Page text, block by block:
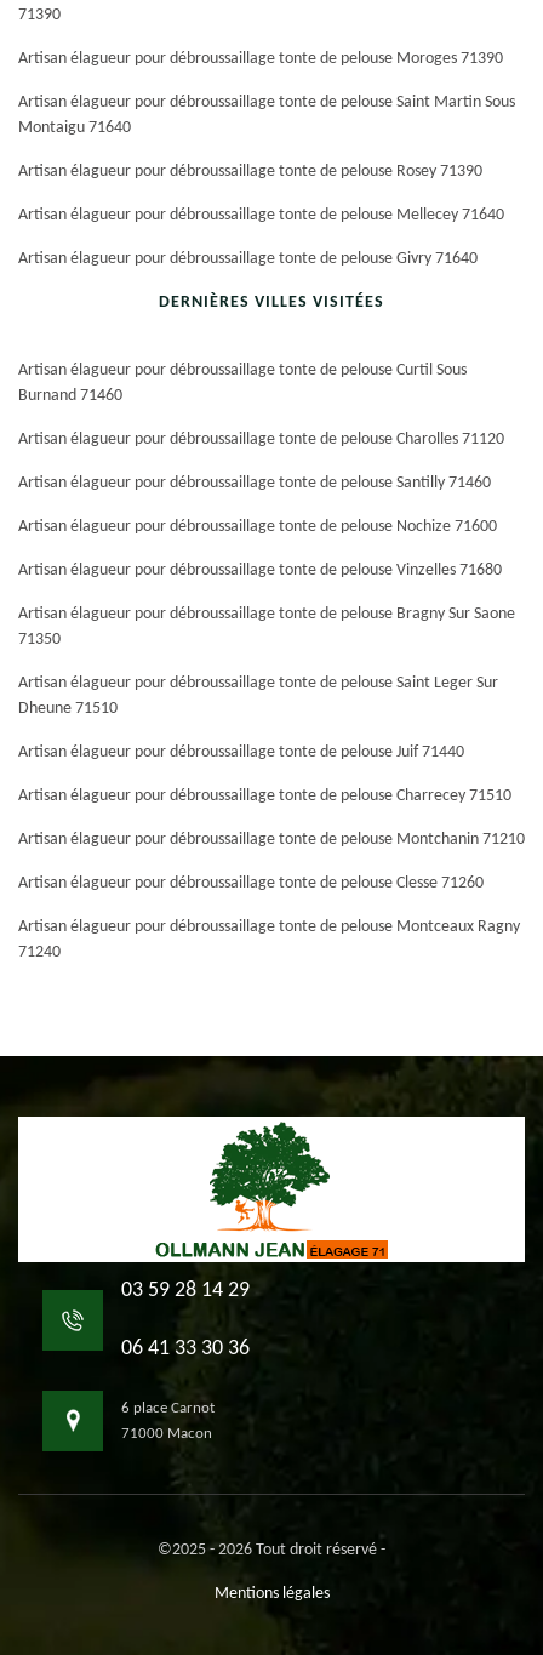
71390
Artisan élagueur pour débroussaillage tonte de pelouse Moroges 71390
Artisan élagueur pour débroussaillage tonte de pelouse Saint Martin Sous
Montaigu 71640
Artisan élagueur pour débroussaillage tonte de pelouse Rosey 71390
Artisan élagueur pour débroussaillage tonte de pelouse Mellecey 71640
Artisan élagueur pour débroussaillage tonte de pelouse Givry 71640
DERNIÈRES VILLES VISITÉES
Artisan élagueur pour débroussaillage tonte de pelouse Curtil Sous
Burnand 71460
Artisan élagueur pour débroussaillage tonte de pelouse Charolles 71120
Artisan élagueur pour débroussaillage tonte de pelouse Santilly 71460
Artisan élagueur pour débroussaillage tonte de pelouse Nochize 71600
Artisan élagueur pour débroussaillage tonte de pelouse Vinzelles 71680
Artisan élagueur pour débroussaillage tonte de pelouse Bragny Sur Saone
71350
Artisan élagueur pour débroussaillage tonte de pelouse Saint Leger Sur
Dheune 71510
Artisan élagueur pour débroussaillage tonte de pelouse Juif 71440
Artisan élagueur pour débroussaillage tonte de pelouse Charrecey 71510
Artisan élagueur pour débroussaillage tonte de pelouse Montchanin 71210
Artisan élagueur pour débroussaillage tonte de pelouse Clesse 71260
Artisan élagueur pour débroussaillage tonte de pelouse Montceaux Ragny
71240
03 59 28 14 29
06 41 33 30 36
6 place Carnot
71000 Macon
©2025 - 2026 Tout droit réservé -
Mentions légales